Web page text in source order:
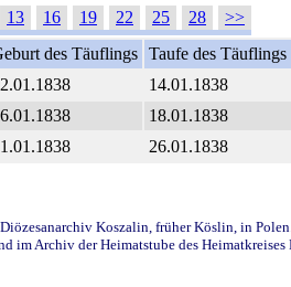
13 16 19 22 25 28
>>
des Täuflings Taufe des Täuflings
14.01.1838
18.01.1838
26.01.1838
Koszalin, früher Köslin, in
im Archiv der Heimatstube des